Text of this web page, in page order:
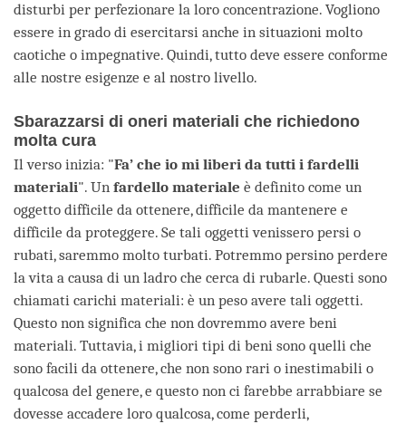
disturbi per perfezionare la loro concentrazione. Vogliono
essere in grado di esercitarsi anche in situazioni molto
caotiche o impegnative. Quindi, tutto deve essere conforme
alle nostre esigenze e al nostro livello.
Sbarazzarsi di oneri materiali che richiedono
molta cura
Il verso inizia: "Fa’ che io mi liberi da tutti i fardelli
materiali". Un fardello materiale è definito come un
oggetto difficile da ottenere, difficile da mantenere e
difficile da proteggere. Se tali oggetti venissero persi o
rubati, saremmo molto turbati. Potremmo persino perdere
la vita a causa di un ladro che cerca di rubarle. Questi sono
chiamati carichi materiali: è un peso avere tali oggetti.
Questo non significa che non dovremmo avere beni
materiali. Tuttavia, i migliori tipi di beni sono quelli che
sono facili da ottenere, che non sono rari o inestimabili o
qualcosa del genere, e questo non ci farebbe arrabbiare se
dovesse accadere loro qualcosa, come perderli,